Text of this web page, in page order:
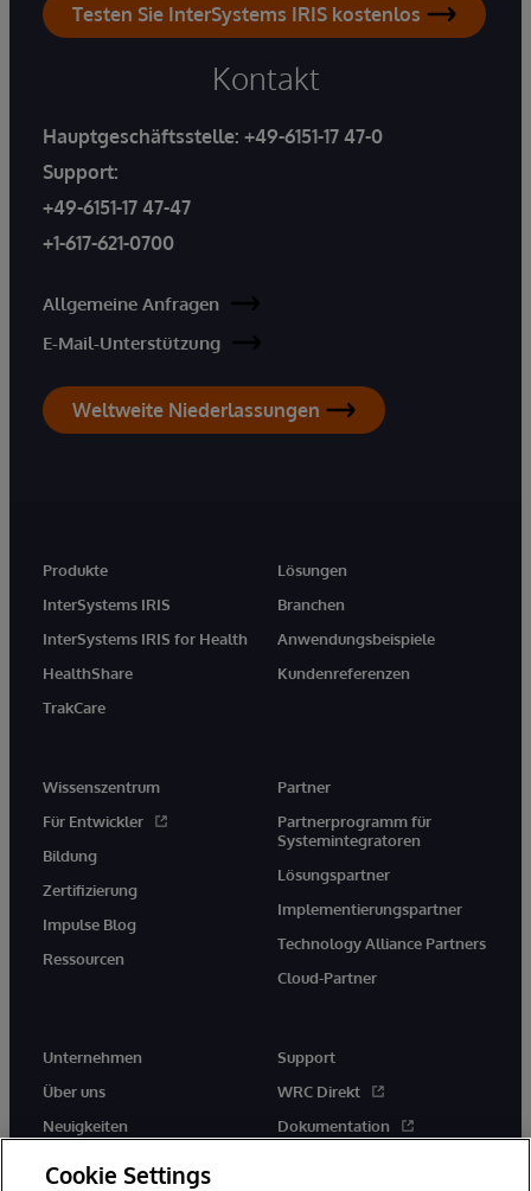
Testen Sie InterSystems IRIS kostenlos
Kontakt
Hauptgeschäftsstelle: +49-6151-17 47-0
Support:
+49-6151-17 47-47
+1-617-621-0700
Allgemeine Anfragen
E-Mail-Unterstützung
Weltweite Niederlassungen
Produkte
InterSystems IRIS
InterSystems IRIS for Health
HealthShare
TrakCare
Lösungen
Branchen
Anwendungsbeispiele
Kundenreferenzen
Wissenszentrum
Für Entwickler
Bildung
Zertifizierung
Impulse Blog
Ressourcen
Partner
Partnerprogramm für
Systemintegratoren
Lösungspartner
Implementierungspartner
Technology Alliance Partners
Cloud-Partner
Unternehmen
Über uns
Neuigkeiten
Support
WRC Direkt
Dokumentation
Cookie Settings